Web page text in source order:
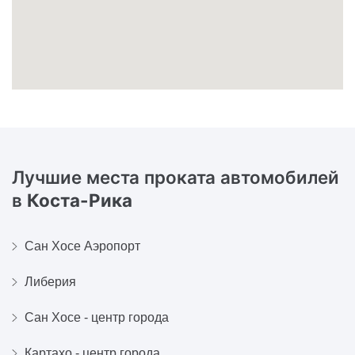
Лучшие места проката автомобилей
в Коста-Рика
Сан Хосе Аэропорт
Либерия
Сан Хосе - центр города